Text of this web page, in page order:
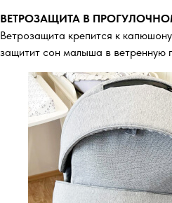
ВЕТРОЗАЩИТА В
Ветрозащита крепится к
защитит сон малыша в ветренную